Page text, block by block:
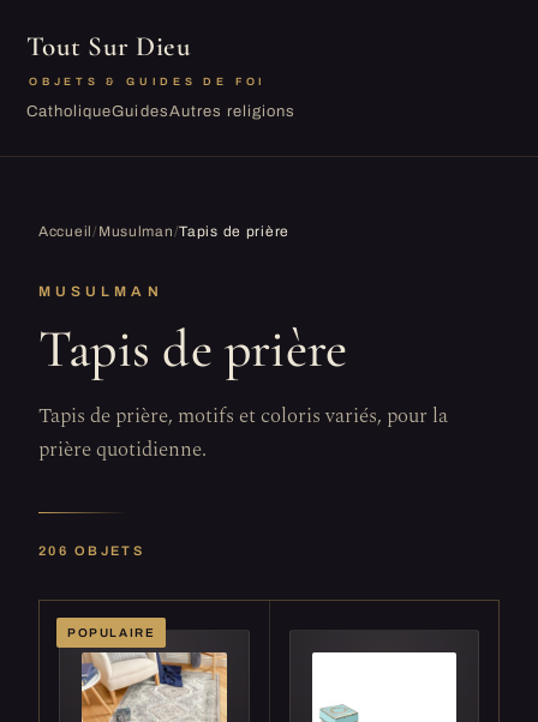
Tout Sur Dieu
OBJETS & GUIDES DE FOI
CatholiqueGuidesAutres religions
Accueil/ Musulman/Tapis de prière
MUSULMAN
Tapis de prière
Tapis de prière, motifs et coloris variés, pour la
prière quotidienne.
206 OBJETS
POPULAIRE